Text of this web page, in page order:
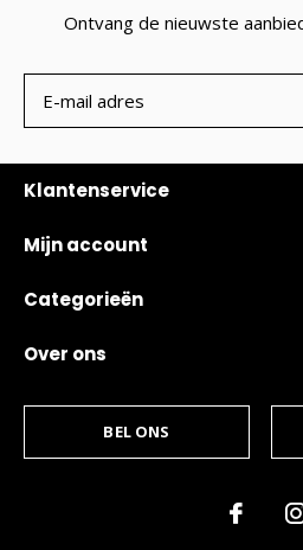
Ontvang de nieuwste
Klantenservice
Mijn account
Categorieën
Over ons
BEL ONS